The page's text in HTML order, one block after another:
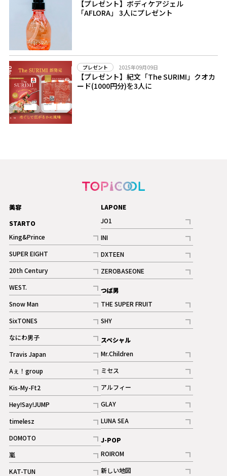
【プレゼント】ボディケアジェル
「AFLORA」 3人にプレゼント
プレゼント 2025年09月09日
【プレゼント】紀文「The SURIMI」クオカ
ード(1000円分)を3人に
美容
STARTO
King&Prince
記事
SUPER EIGHT
記事
20th Century
記事
WEST.
記事
Snow Man
記事
ギャラリー
SixTONES
記事
ギャラリー
なにわ男子
記事
Travis Japan
記事
Aぇ！group
記事
Kis-My-Ft2
記事
ギャラリー
Hey!Say!JUMP
記事
timelesz
記事
DOMOTO
記事
嵐
記事
KAT-TUN
LAPONE
JO1
記事
INI
記事
ギャラリー
DXTEEN
記事
ギャラリー
ZEROBASEONE
記事
つば男
THE SUPER FRUIT
記事
SHY
記事
スペシャル
Mr.Children
記事
ミセス
記事
アルフィー
記事
GLAY
記事
LUNA SEA
記事
J-POP
ROIROM
記事
新しい地図